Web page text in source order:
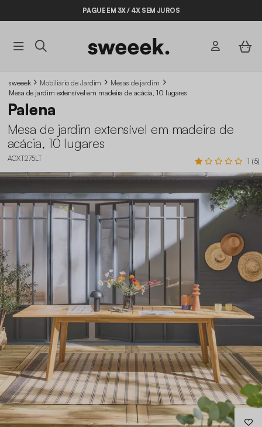
PAGUE EM 3X / 4X SEM JUROS
sweeek Mobiliário de Jardim
Mesas de jardim
Mesa de jardim extensível em madeira de acácia, 10 lugares
Palena
Mesa de jardim extensível em madeira de
acácia, 10 lugares
ACXT275LT 1 (5)